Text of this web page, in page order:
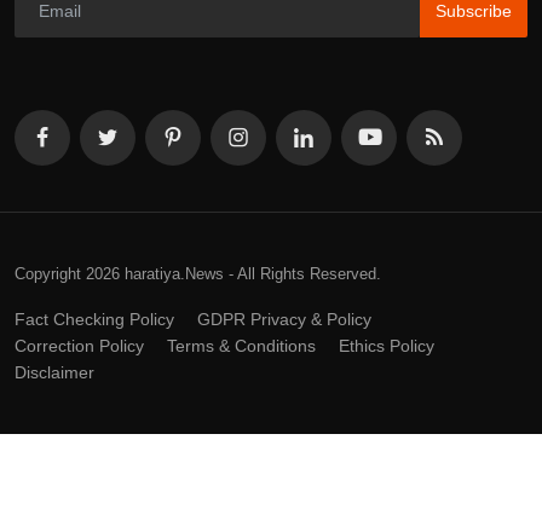
Subscribe
Copyright 2026 haratiya.News - All Rights Reserved.
Fact Checking Policy
GDPR Privacy & Policy
Correction Policy
Terms & Conditions
Ethics Policy
Disclaimer